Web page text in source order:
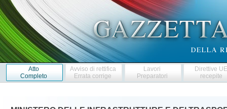
Atto
Completo
Avviso di rettifica
Errata corrige
Lavori
Preparatori
Direttive
recepite